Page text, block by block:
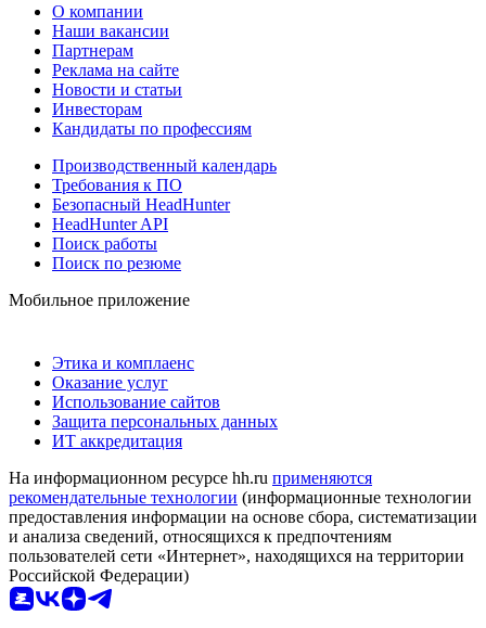
О компании
Наши вакансии
Партнерам
Реклама на сайте
Новости и статьи
Инвесторам
Кандидаты по профессиям
Производственный календарь
Требования к ПО
Безопасный HeadHunter
HeadHunter API
Поиск работы
Поиск по резюме
Мобильное приложение
Этика и комплаенс
Оказание услуг
Использование сайтов
Защита персональных данных
ИТ аккредитация
На информационном ресурсе hh.ru применяются
рекомендательные технологии (информационные технологии
предоставления информации на основе сбора, систематизации
и анализа сведений, относящихся к предпочтениям
пользователей сети «Интернет», находящихся на территории
Российской Федерации)